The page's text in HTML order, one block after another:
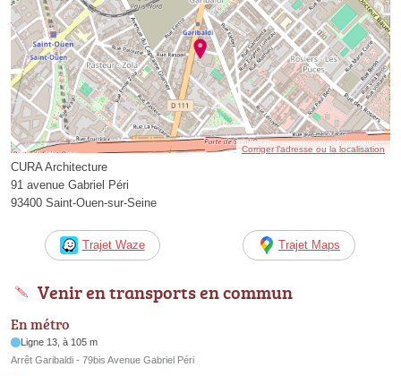
Corriger l’adresse ou la localisation
CURA Architecture
91 avenue Gabriel Péri
93400 Saint-Ouen-sur-Seine
Trajet Waze Trajet Maps
Venir en transports en commun
En métro
Ligne 13, à 105 m
Arrêt Garibaldi - 79bis Avenue Gabriel Péri